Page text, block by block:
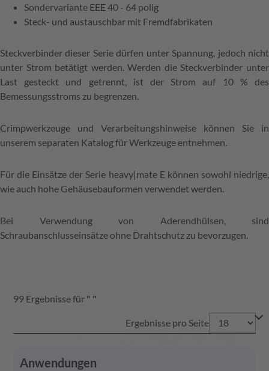
Sondervariante EEE 40 - 64 polig
Steck- und austauschbar mit Fremdfabrikaten
Steckverbinder dieser Serie dürfen unter Spannung, jedoch nicht
unter Strom betätigt werden. Werden die Steckverbinder unter
Last gesteckt und getrennt, ist der Strom auf 10 % des
Bemessungsstroms zu begrenzen.
Crimpwerkzeuge und Verarbeitungshinweise können Sie in
unserem separaten Katalog für Werkzeuge entnehmen.
Für die Einsätze der Serie heavy|mate E können sowohl niedrige,
wie auch hohe Gehäusebauformen verwendet werden.
Bei Verwendung von Aderendhülsen, sind
Schraubanschlusseinsätze ohne Drahtschutz zu bevorzugen.
99 Ergebnissefür " "
Ergebnisse pro Seite
Anwendungen